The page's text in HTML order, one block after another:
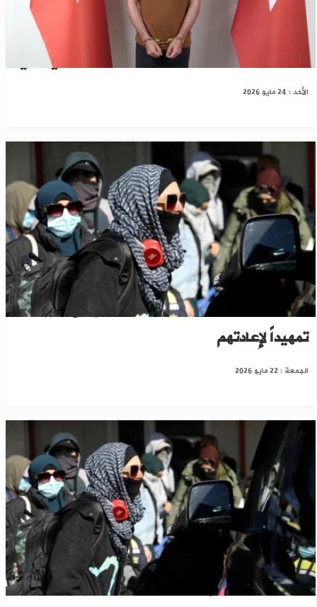
الأحد : 24 مايو 2026
مغادرة نساء وأطفال أستراليين مخيم روج بالحسكة
تمهيداً لإعادتهم
الجمعة : 22 مايو 2026
يشتبه بانتمائهم لـ"داعش"..استراليا تستعيد 13